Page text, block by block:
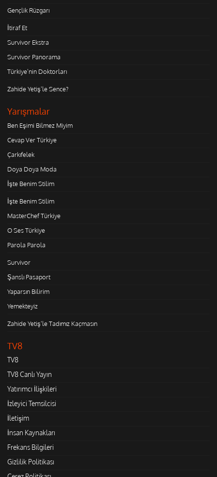
Gençlik Rüzgarı
İtiraf Et
Survivor Ekstra
Survivor Panorama
Türkiye'nin Doktorları
Zahide Yetiş'le Sence?
Yarışmalar
Ben Eşimi Bilmez Miyim
Cevap Ver Türkiye
Çarkıfelek
Doya Doya Moda
İşte Benim Stilim
İşte Benim Stilim
MasterChef Türkiye
O Ses Türkiye
Parola Parola
Survivor
Şanslı Pasaport
Yaparsın Bilirim
Yemekteyiz
Zahide Yetiş'le Tadımız Kaçmasın
TV8
TV8
TV8 Canlı Yayın
Yatırımcı İlişkileri
İzleyici Temsilcisi
İletişim
İnsan Kaynakları
Frekans Bilgileri
Gizlilik Politikası